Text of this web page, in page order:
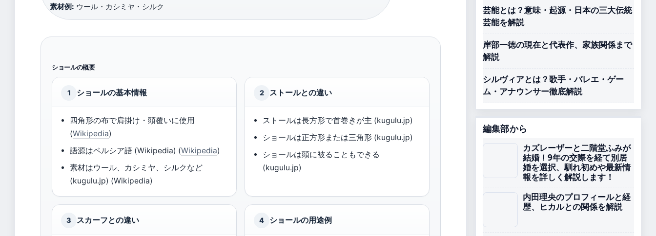
素材例: ウール・カシミヤ・シルク
ショールの概要
1 ショールの基本情報
四角形の布で肩掛け・頭覆いに使用
(Wikipedia)
語源はペルシア語 (Wikipedia) (Wikipedia)
素材はウール、カシミヤ、シルクなど
(kugulu.jp) (Wikipedia)
2 ストールとの違い
ストールは長方形で首巻きが主 (kugulu.jp)
ショールは正方形または三角形 (kugulu.jp)
ショールは頭に被ることもできる
(kugulu.jp)
3 スカーフとの違い 4 ショールの用途例
芸能とは？意味・起源・日本の三大伝統
芸能を解説
岸部一徳の現在と代表作、家族関係まで
解説
シルヴィアとは？歌手・バレエ・ゲー
ム・アナウンサー徹底解説
編集部から
カズレーザーと二階堂ふみが
結婚！9年の交際を経て別居
婚を選択、馴れ初めや最新情
報を詳しく解説します！
内田理央のプロフィールと経
歴、ヒカルとの関係を解説